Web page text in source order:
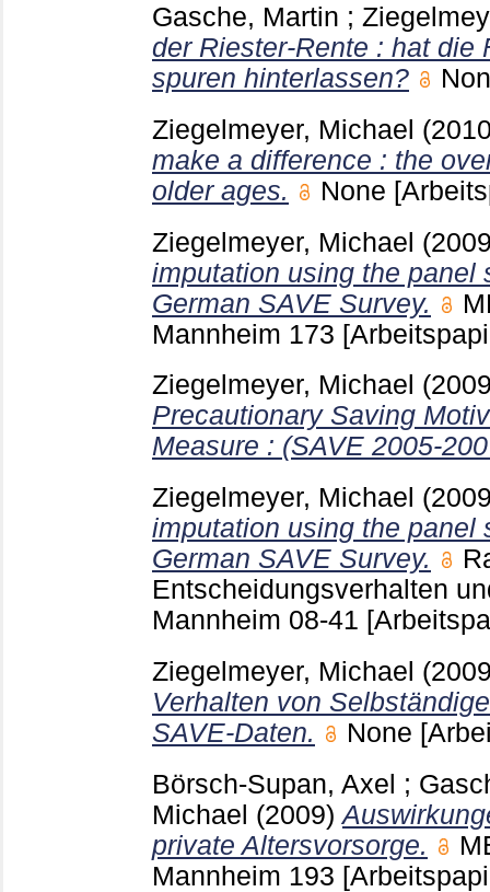
Gasche, Martin ;
der Riester-Rente : hat die
spuren hinterlassen?
Ziegelmeyer, Michael
make a difference : the
older ages.
None
Ziegelmeyer, Michael
imputation using the panel
German SAVE Survey.
Mannheim 173
Ziegelmeyer, Michael
Precautionary Saving
Measure : (SAVE 2005-
Ziegelmeyer, Michael
imputation using the panel
German SAVE Survey.
Entscheidungsverhalten
Mannheim 08-41
Ziegelmeyer, Michael
Verhalten von
SAVE-Daten.
None
Börsch-Supan, Axel ;
Michael (2009)
private Altersvorsorge.
Mannheim 193